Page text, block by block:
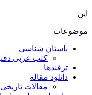
این
موضوعات
باستان شناسی
کتب عربی
ترفندها
دانلود مقاله
مقالات